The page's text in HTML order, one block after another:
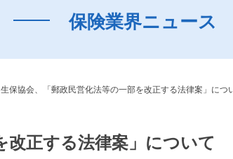
保険業界ニュース
生保協会、「郵政民営化法等の一部を改正する法律案」につ
改正する法律案」について